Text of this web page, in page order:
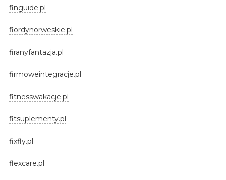
finguide.pl
fiordynorweskie.pl
firanyfantazja.pl
firmoweintegracje.pl
fitnesswakacje.pl
fitsuplementy.pl
fixfly.pl
flexcare.pl